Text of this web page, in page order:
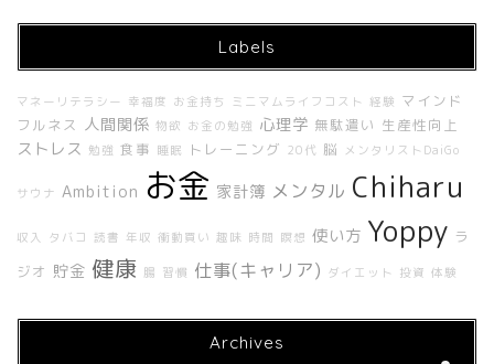
Labels
マネーリテラシー 幸福度 お金持ち ミニマムライフコスト 経験 マインド
フルネス 人間関係 物欲 お金の勉強 心理学 無駄遣い 生産性向上
ストレス 勉強 食事 睡眠 トレーニング 20代 脳 メンタリストDaiGo
サウナ Ambition お金 家計簿 メンタル Chiharu
収入 タバコ 読書 年収 衝動買い 趣味 時間 瞑想 使い方 Yoppy ラ
ジオ 貯金 健康 腸 習慣 仕事(キャリア) ダイエット 投資 体験
Archives
ホーム
About Me
About UNBUILT RADIO
Contact